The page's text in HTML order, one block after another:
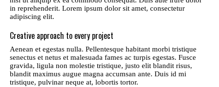
in reprehenderit. Lorem ipsum dolor sit amet, consectetur
adipiscing elit.
Creative approach to every project
Aenean et egestas nulla. Pellentesque habitant morbi tristique
senectus et netus et malesuada fames ac turpis egestas. Fusce
gravida, ligula non molestie tristique, justo elit blandit risus,
blandit maximus augue magna accumsan ante. Duis id mi
tristique, pulvinar neque at, lobortis tortor.